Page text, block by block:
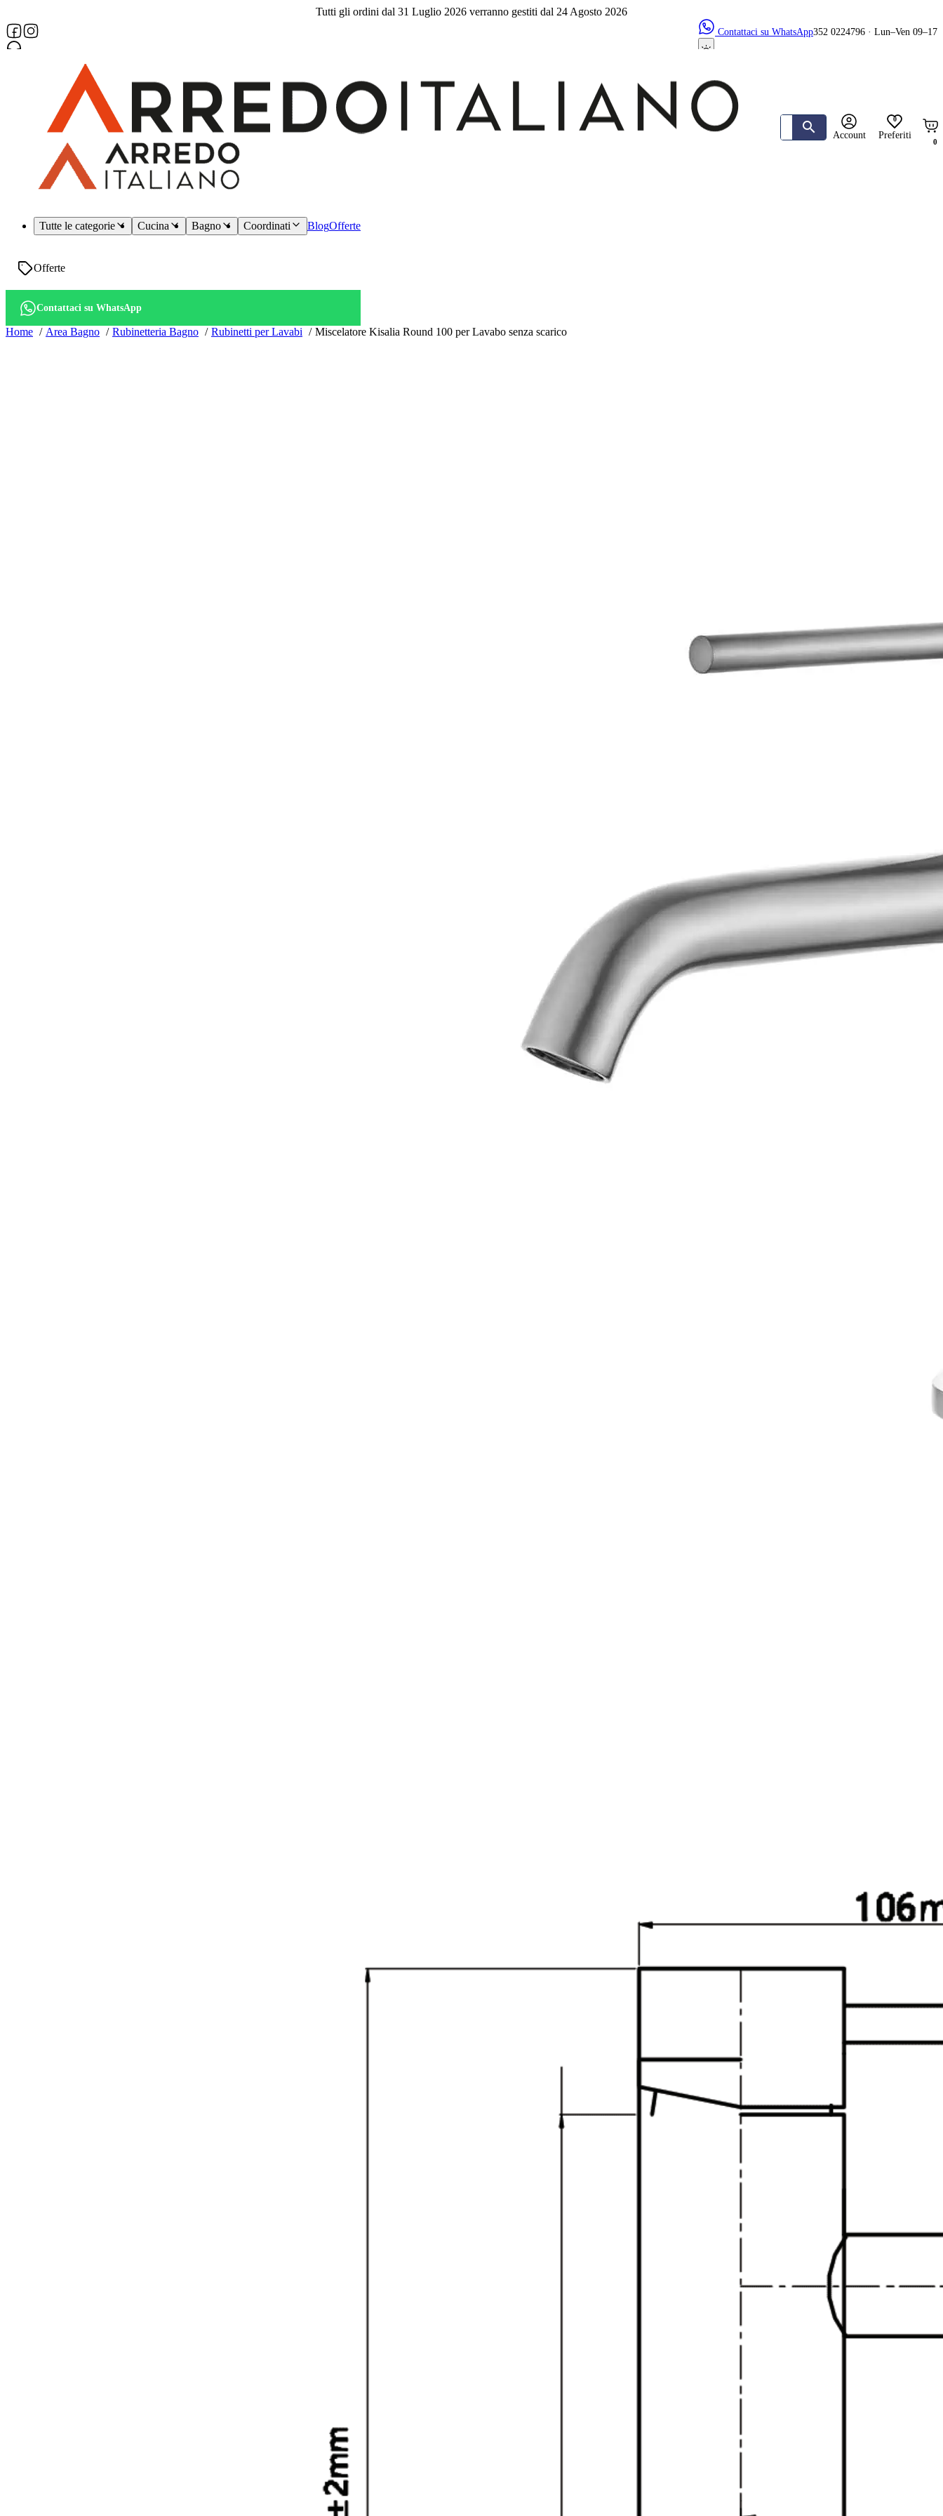
Tutti gli ordini dal 31 Luglio 2026 verranno gestiti dal 24 Agosto 2026
Contattaci su WhatsApp352 0224796 · Lun–Ven 09–17
Account Preferiti
0
0
Tutte le categorie Cucina Bagno Coordinati BlogOfferte
Offerte
Contattaci su WhatsApp
Home Area Bagno Rubinetteria Bagno Rubinetti per Lavabi Miscelatore Kisalia Round 100 per Lavabo senza scarico